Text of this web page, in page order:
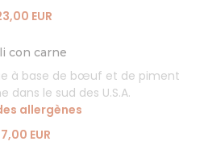
EUR
con carne
à base de bœuf et de piment
le sud des U.S.A.
allergènes
EUR